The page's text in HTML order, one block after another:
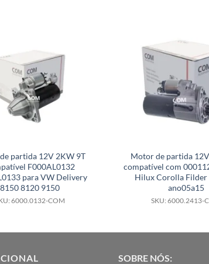
partida 12V 2KW 9T
F000AL0132
para VW Delivery
8150 8120 9150
6000.0132-COM
Motor de partida
compatível com
Hilux Corolla Filder
ano05a15
SKU: 6000.2413-
SOBRE NÓS: